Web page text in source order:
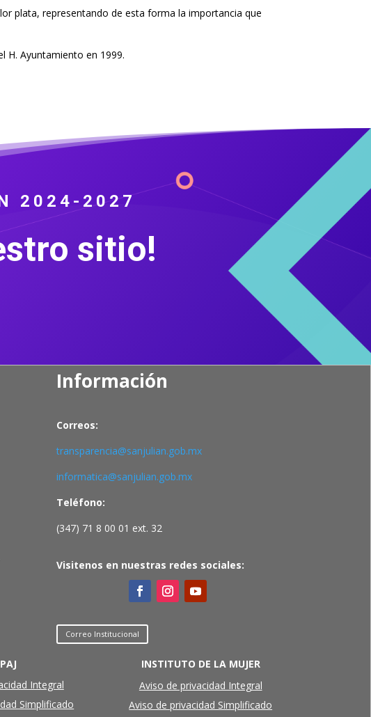
plata, representando de esta forma la importancia que
H. Ayuntamiento en 1999.
2024-2027
sitio!
Información
Correos:
transparencia@sanjulian.gob.mx
informatica@sanjulian.gob.mx
Teléfono:
(347) 71 8 00 01 ext. 32
Visitenos en nuestras redes sociales:
Correo Institucional
Integral
Simplificado
INSTITUTO DE LA MUJER
Aviso de privacidad Integral
Aviso de privacidad Simplificado